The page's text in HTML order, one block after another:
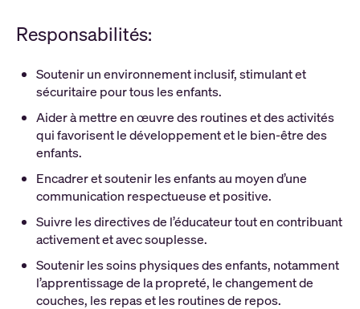
Responsabilités:
Soutenir un environnement inclusif, stimulant et
sécuritaire pour tous les enfants.
Aider à mettre en œuvre des routines et des activités
qui favorisent le développement et le bien-être des
enfants.
Encadrer et soutenir les enfants au moyen d’une
communication respectueuse et positive.
Suivre les directives de l’éducateur tout en contribuant
activement et avec souplesse.
Soutenir les soins physiques des enfants, notamment
l’apprentissage de la propreté, le changement de
couches, les repas et les routines de repos.